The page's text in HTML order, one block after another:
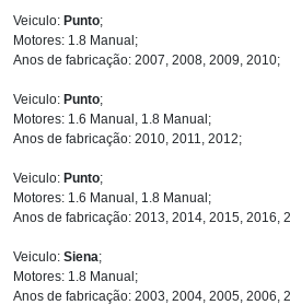
Veiculo: Punto;
Motores: 1.8 Manual;
Anos de fabricação: 2007, 2008, 2009, 2010;
Veiculo: Punto;
Motores: 1.6 Manual, 1.8 Manual;
Anos de fabricação: 2010, 2011, 2012;
Veiculo: Punto;
Motores: 1.6 Manual, 1.8 Manual;
Anos de fabricação: 2013, 2014, 2015, 2016,
Veiculo: Siena;
Motores: 1.8 Manual;
Anos de fabricação: 2003, 2004, 2005, 2006,